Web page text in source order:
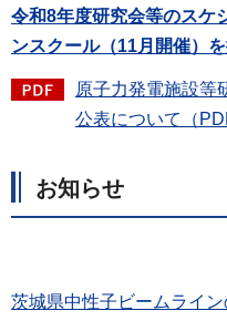
令和8年度研究会等のスケ
ンスクール（11月開催）
原子力発電施設等
公表について（
お知らせ
茨城県中性子ビームライ